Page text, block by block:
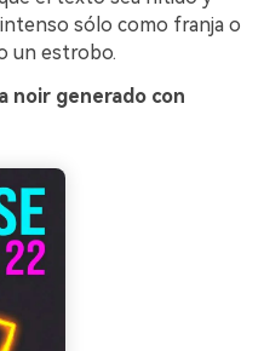
intenso sólo como franja o
un estrobo.
noir generado con